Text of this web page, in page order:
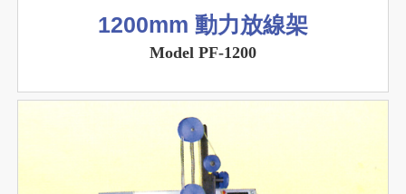
1200mm 動力放線架
Model PF-1200